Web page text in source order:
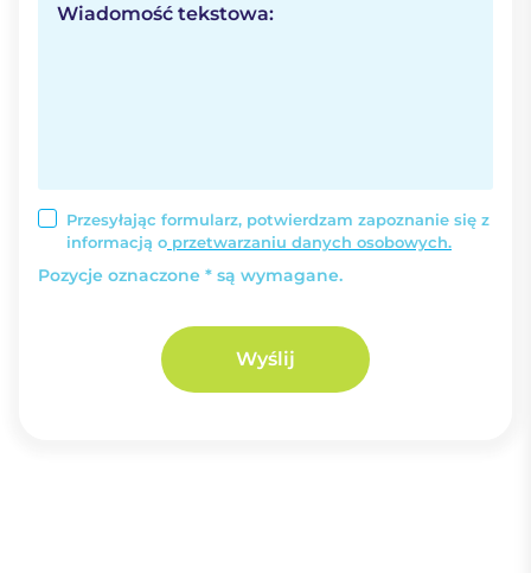
Wiadomość tekstowa:
Przesyłając formularz, potwierdzam zapoznanie się z
informacją o przetwarzaniu danych osobowych.
Pozycje oznaczone * są wymagane.
Wyślij